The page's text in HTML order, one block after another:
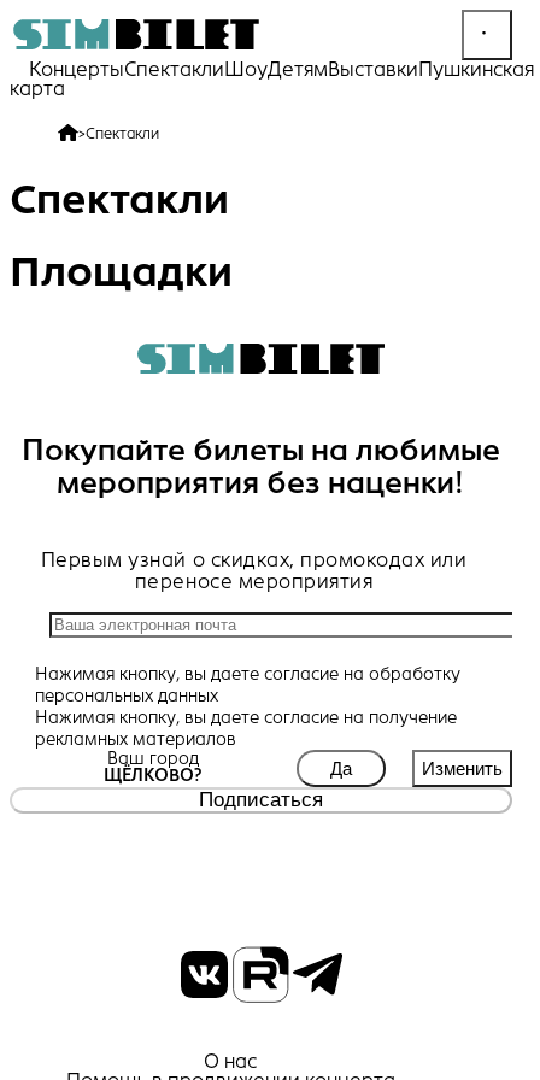
КонцертыСпектакли ШоуДетямВыставкиПушкинская
карта
>Спектакли
Спектакли
Площадки
Покупайте билеты на любимые
мероприятия без наценки!
Первым узнай о скидках, промокодах или
переносе мероприятия
Нажимая кнопку, вы даете согласие на обработку
персональных данных
Нажимая кнопку, вы даете согласие на получение
рекламных материалов
Ваш город
ЩЁЛКОВО?
Да Изменить
Подписаться
О нас